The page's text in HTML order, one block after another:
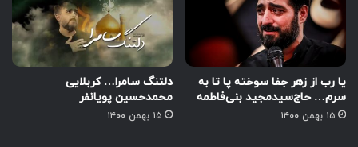
یا رب از زهر جفا سوخته پا تا به
سرم… حاج‌سیدمجید بنی‌فاطمه
۱۵ بهمن ۱۴۰۰
دلتنگ سامرا… کربلایی
محمدحسین پویانفر
۱۵ بهمن ۱۴۰۰